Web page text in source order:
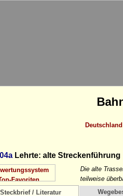
Deutschland
Lehrte: alte
Die alte
teilweise
Steckbrief / Literatur